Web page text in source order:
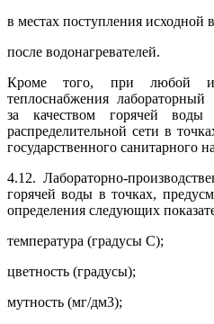
в местах поступления исходной
после водонагревателей.
Кроме того, при любой
теплоснабжения лабораторный
за качеством горячей воды
распределительной сети в
государственного санитарного
4.12. Лабораторно-
горячей воды в точках,
определения следующих
температура (градусы С);
цветность (градусы);
мутность (мг/дм3);